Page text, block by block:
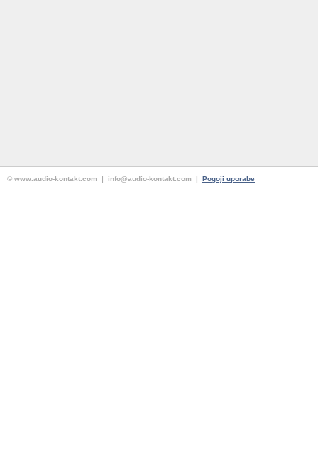
© www.audio-kontakt.com | info@audio-kontakt.com | Pogoji uporabe